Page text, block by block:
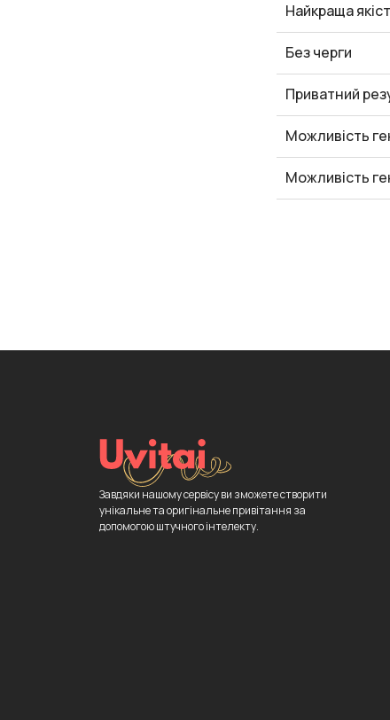
Найкраща
Без черги
Приватний
Можливість
Можливість
Завдяки нашому сервісу ви зможете створити
унікальне та оригінальне привітання за
допомогою штучного інтелекту.